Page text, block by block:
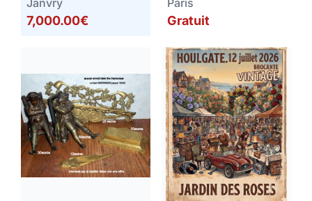
Janvry
7,000.00€
Paris
Gratuit